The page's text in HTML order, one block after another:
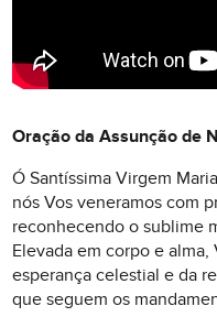
Oração da Assunção de
Ó Santíssima Virgem
nós Vos veneramos com
reconhecendo o sublime
Elevada em corpo e
esperança celestial e da
que seguem os